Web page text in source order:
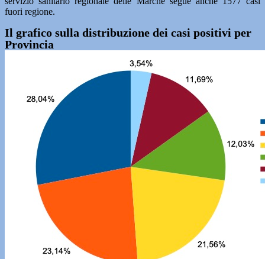
fuori regione.
Il grafico sulla distribuzione dei casi positivi per
Provincia